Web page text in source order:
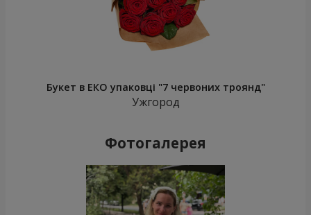
Букет в ЕКО упаковці "7 червоних троянд"
Ужгород
Фотогалерея